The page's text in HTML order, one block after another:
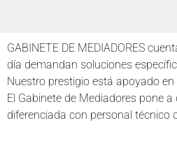
GABINETE DE MEDIADORES
día demandan soluciones
Nuestro prestigio está apoyado
El Gabinete de Mediadores pone
diferenciada con personal técnico